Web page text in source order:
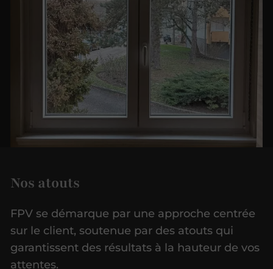
Nos atouts
FPV se démarque par une approche centrée
sur le client, soutenue par des atouts qui
garantissent des résultats à la hauteur de vos
attentes.